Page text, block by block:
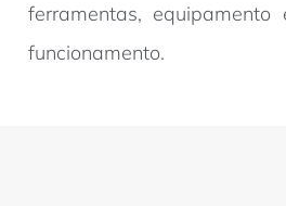
ferramentas,
funcionamento.